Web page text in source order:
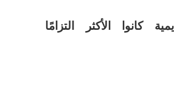
كانوا الأكثر التزامًا